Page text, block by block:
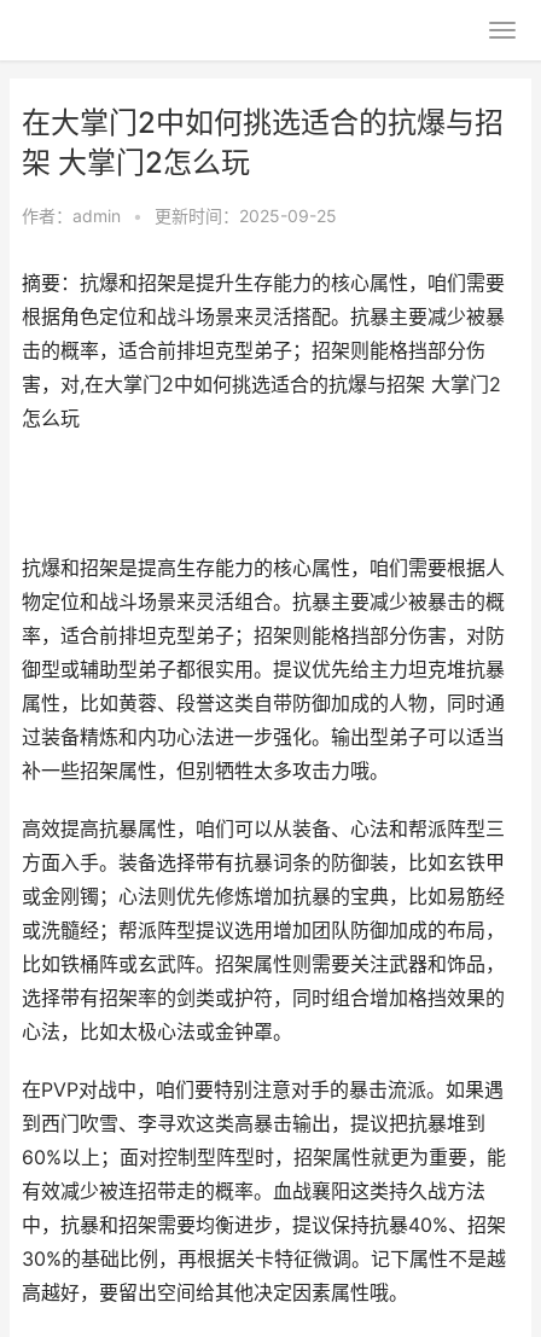
在大掌门2中如何挑选适合的抗爆与招
架 大掌门2怎么玩
作者： admin • 更新时间：2025-09-25
摘要：抗爆和招架是提升生存能力的核心属性，咱们需要
根据角色定位和战斗场景来灵活搭配。抗暴主要减少被暴
击的概率，适合前排坦克型弟子；招架则能格挡部分伤
害，对,在大掌门2中如何挑选适合的抗爆与招架 大掌门2
怎么玩
抗爆和招架是提高生存能力的核心属性，咱们需要根据人
物定位和战斗场景来灵活组合。抗暴主要减少被暴击的概
率，适合前排坦克型弟子；招架则能格挡部分伤害，对防
御型或辅助型弟子都很实用。提议优先给主力坦克堆抗暴
属性，比如黄蓉、段誉这类自带防御加成的人物，同时通
过装备精炼和内功心法进一步强化。输出型弟子可以适当
补一些招架属性，但别牺牲太多攻击力哦。
高效提高抗暴属性，咱们可以从装备、心法和帮派阵型三
方面入手。装备选择带有抗暴词条的防御装，比如玄铁甲
或金刚镯；心法则优先修炼增加抗暴的宝典，比如易筋经
或洗髓经；帮派阵型提议选用增加团队防御加成的布局，
比如铁桶阵或玄武阵。招架属性则需要关注武器和饰品，
选择带有招架率的剑类或护符，同时组合增加格挡效果的
心法，比如太极心法或金钟罩。
在PVP对战中，咱们要特别注意对手的暴击流派。如果遇
到西门吹雪、李寻欢这类高暴击输出，提议把抗暴堆到
60%以上；面对控制型阵型时，招架属性就更为重要，能
有效减少被连招带走的概率。血战襄阳这类持久战方法
中，抗暴和招架需要均衡进步，提议保持抗暴40%、招架
30%的基础比例，再根据关卡特征微调。记下属性不是越
高越好，要留出空间给其他决定因素属性哦。